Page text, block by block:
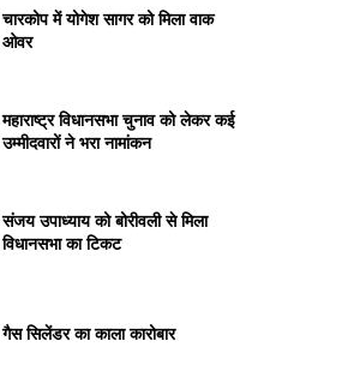
चारकोप में योगेश सागर को मिला वाक
ओवर
महाराष्ट्र विधानसभा चुनाव को लेकर कई
उम्मीदवारों ने भरा नामांकन
संजय उपाध्याय को बोरीवली से मिला
विधानसभा का टिकट
गैस सिलेंडर का काला कारोबार